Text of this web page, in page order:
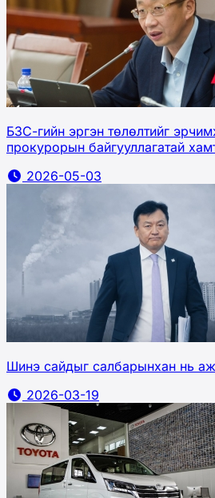
БЗС-гийн эргэн төлөлтийг
прокурорын байгууллагатай
2026-05-03
Шинэ сайдыг салбарынхан нь
2026-03-19